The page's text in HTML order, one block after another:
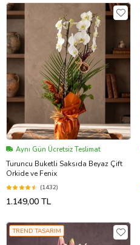
Aynı Gün Ücretsiz Teslimat
Turuncu Buketli Saksıda Beyaz Çift
Orkide ve Fenix
(1432)
1.149,00 TL
TREND TASARIM